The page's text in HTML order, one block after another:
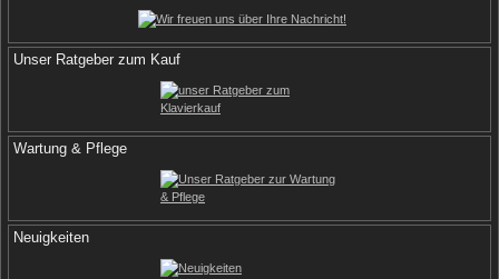
Unser Ratgeber zum Kauf
Wartung & Pflege
Neuigkeiten